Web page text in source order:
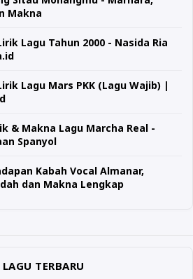
Makna
Lagu Tahun 2000 - Nasida Ria
Lagu Mars PKK (Lagu Wajib) |
& Makna Lagu Marcha Real -
Spanyol
Kabah Vocal Almanar,
dan Makna Lengkap
LAGU TERBARU